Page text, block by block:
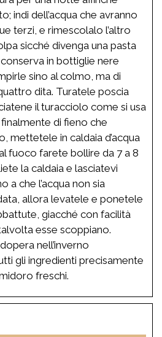
indi dell’acqua che avranno
terzi, e rimescolalo l’altro
sicché divenga una pasta
in bottiglie nere
sino al colmo, ma di
dita. Turatele poscia
il turacciolo come si usa
di fieno che
mettetele in caldaia d’acqua
fuoco farete bollire da 7 a 8
la caldaia e lasciatevi
a che l’acqua non sia
allora levatele e ponetele
giacché con facilità
esse scoppiano.
nell’inverno
gli ingredienti precisamente
freschi.